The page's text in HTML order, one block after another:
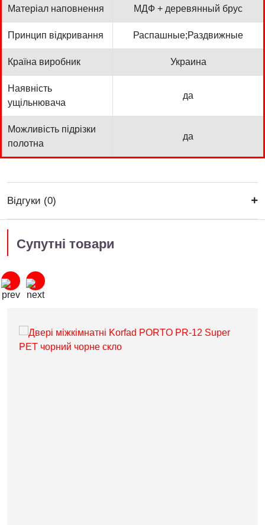
Матеріал наповнення МДФ + деревянный брус
Принцип відкривання Распашные;Раздвижные
Країна виробник Украина
Наявність
ущільнювача
да
Можливість підрізки
полотна
да
Відгуки (0)
Супутні товари